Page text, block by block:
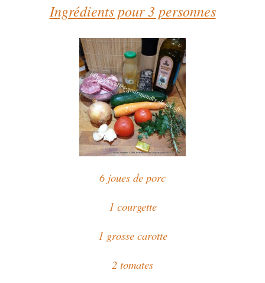
Ingrédients pour 3 personnes
6 joues de porc
1 courgette
1 grosse carotte
2 tomates